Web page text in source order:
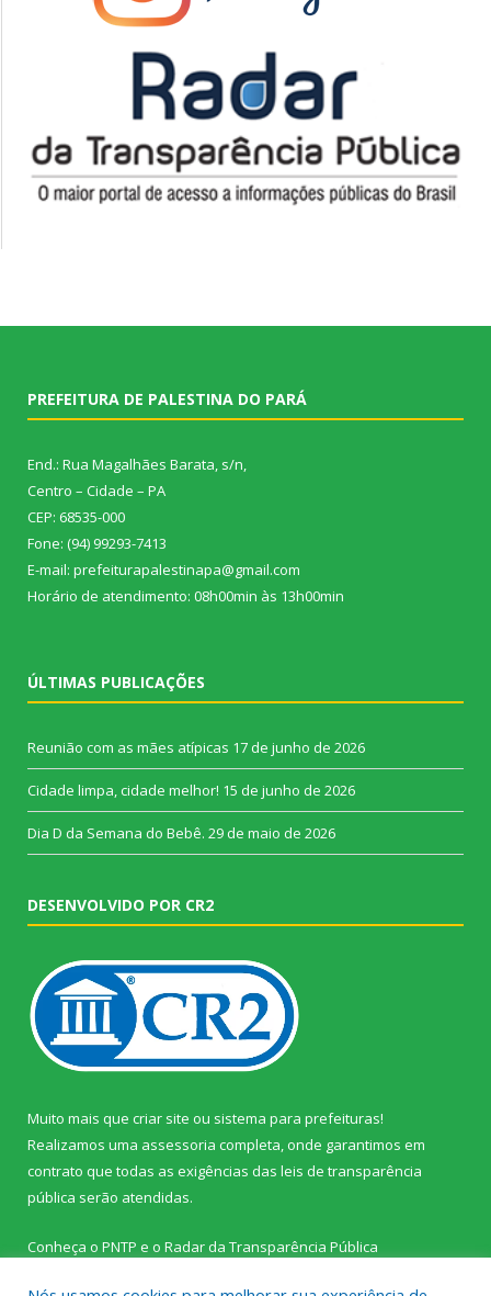
PREFEITURA DE PALESTINA DO PARÁ
End.: Rua Magalhães Barata, s/n,
Centro – Cidade – PA
CEP: 68535-000
Fone: (94) 99293-7413
E-mail: prefeiturapalestinapa@gmail.com
Horário de atendimento: 08h00min às 13h00min
ÚLTIMAS PUBLICAÇÕES
Reunião com as mães atípicas 17 de junho de 2026
Cidade limpa, cidade melhor! 15 de junho de 2026
Dia D da Semana do Bebê. 29 de maio de 2026
DESENVOLVIDO POR CR2
Muito mais que criar site ou sistema para prefeituras!
Realizamos uma assessoria completa, onde garantimos em
contrato que todas as exigências das leis de transparência
pública serão atendidas.
Conheça o PNTP e o Radar da Transparência Pública